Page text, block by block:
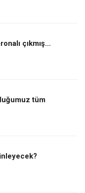
çıkmış…
tüm